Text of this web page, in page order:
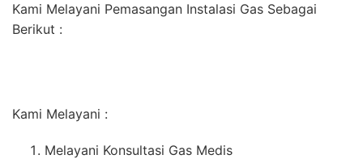
Kami Melayani Pemasangan Instalasi Gas Sebagai
Berikut :
Kami Melayani :
Melayani Konsultasi Gas Medis